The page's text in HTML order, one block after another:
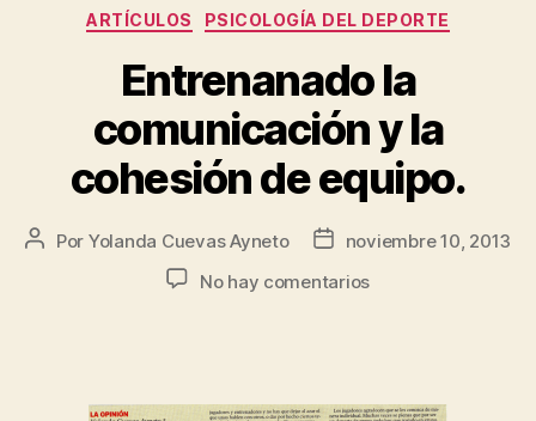
ARTÍCULOS PSICOLOGÍA DEL DEPORTE
Entrenanado la
comunicación y la
cohesión de equipo.
Por Yolanda Cuevas Ayneto
noviembre 10, 2013
No hay comentarios